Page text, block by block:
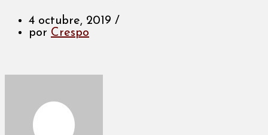
4 octubre, 2019 /
por Crespo